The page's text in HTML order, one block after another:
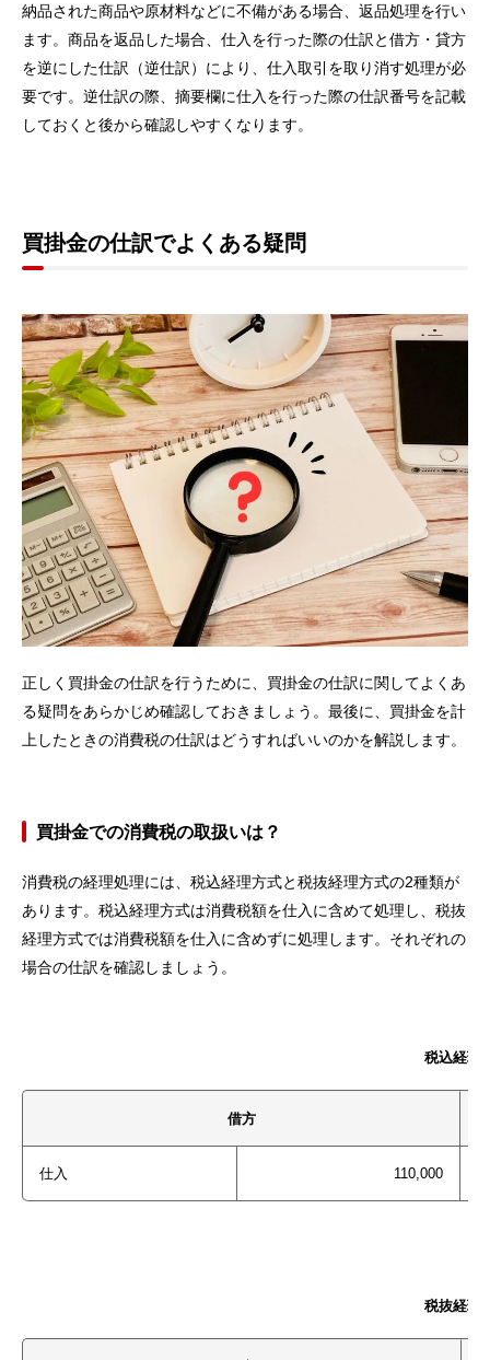
納品された商品や原材料などに不備がある場合、返品処理を行い
ます。商品を返品した場合、仕入を行った際の仕訳と借方・貸方
を逆にした仕訳（逆仕訳）により、仕入取引を取り消す処理が必
要です。逆仕訳の際、摘要欄に仕入を行った際の仕訳番号を記載
しておくと後から確認しやすくなります。
買掛金の仕訳でよくある疑問
正しく買掛金の仕訳を行うために、買掛金の仕訳に関してよくあ
る疑問をあらかじめ確認しておきましょう。最後に、買掛金を計
上したときの消費税の仕訳はどうすればいいのかを解説します。
買掛金での消費税の取扱いは？
消費税の経理処理には、税込経理方式と税抜経理方式の2種類が
あります。税込経理方式は消費税額を仕入に含めて処理し、税抜
経理方式では消費税額を仕入に含めずに処理します。それぞれの
場合の仕訳を確認しましょう。
税込経理
借方
仕入 110,000
税抜経理